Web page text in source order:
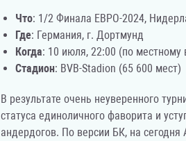
Что: 1/2 Финала ЕВРО-2024,
Где: Германия, г. Дортмунд
Когда: 10 июля, 22:00 (по местному
Стадион: BVB-Stadion (65 600 мест)
В результате очень неуверенного
статуса единоличного фаворита и
андердогов. По версии БК, на